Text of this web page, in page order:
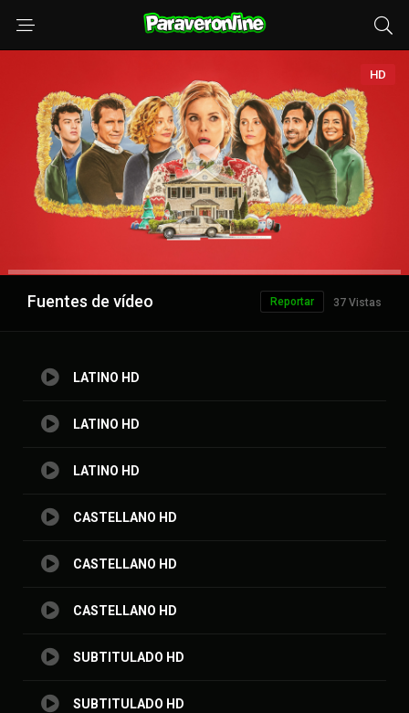
HD
Anuncio
Fuentes de vídeo 37 Vistas
Reportar
LATINO HD
LATINO HD
LATINO HD
CASTELLANO HD
CASTELLANO HD
CASTELLANO HD
SUBTITULADO HD
SUBTITULADO HD